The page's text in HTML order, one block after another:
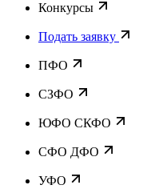
Конкурсы
Подать заявку
ПФО
СЗФО
ЮФО СКФО
CФО ДФО
УФО